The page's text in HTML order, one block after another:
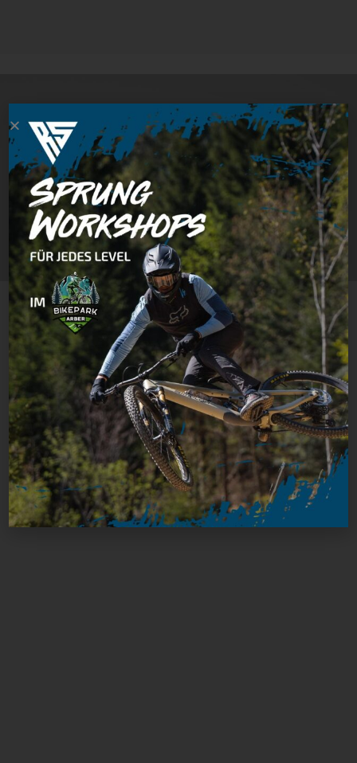
Nahrungsergänzungsmittel im MTB Sport
Max 23. November 2025 Allgemein
Supplemente für MTB Fahrer – Was wirklich funktioniert
Einleitung Viele Fahrer fragen sich: Brauche ich Supplements
wirklich?Antwort: Nicht zwingend, aber
Weiterlesen »